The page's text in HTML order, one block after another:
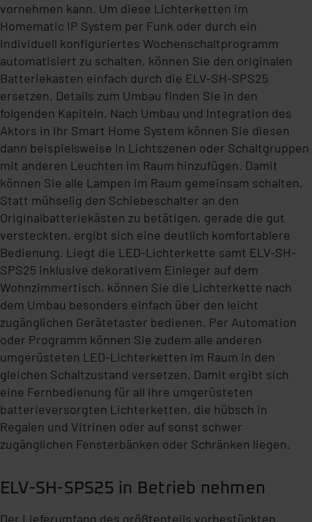
vornehmen kann. Um diese Lichterketten im
Homematic IP System per Funk oder durch ein
individuell konfiguriertes Wochenschaltprogramm
automatisiert zu schalten, können Sie den originalen
Batteriekasten einfach durch die ELV-SH-SPS25
ersetzen. Details zum Umbau finden Sie in den
folgenden Kapiteln. Nach Umbau und Integration des
Aktors in Ihr Smart Home System können Sie diesen
dann beispielsweise in Lichtszenen oder Schaltgruppen
mit anderen Leuchten im Raum hinzufügen. Damit
können Sie alle Lampen im Raum gemeinsam schalten.
Statt mühselig den Schiebeschalter an den
Originalbatteriekästen zu betätigen, gerade die gut
versteckten, ergibt sich eine deutlich komfortablere
Bedienung. Liegt die LED-Lichterkette samt ELV-SH-
SPS25 inklusive dekorativem Einleger auf dem
Wohnzimmertisch, können Sie die Lichterkette nach
dem Umbau besonders einfach über den leicht
zugänglichen Gerätetaster bedienen. Per Automation
oder Programm können Sie zudem alle anderen
umgerüsteten LED-Lichterketten im Raum in den
gleichen Schaltzustand versetzen. Damit ergibt sich
eine Fernbedienung für all Ihre umgerüsteten
batterieversorgten Lichterketten, die hübsch in
Regalen und Vitrinen oder auf sonst schwer
zugänglichen Fensterbänken oder Schränken liegen.
ELV-SH-SPS25 in Betrieb nehmen
Der Lieferumfang des größtenteils vorbestückten